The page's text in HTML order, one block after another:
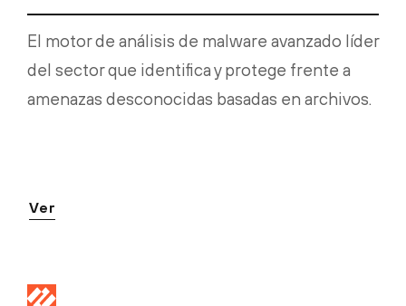
El motor de análisis de malware avanzado líder
del sector que identifica y protege frente a
amenazas desconocidas basadas en archivos.
Ver